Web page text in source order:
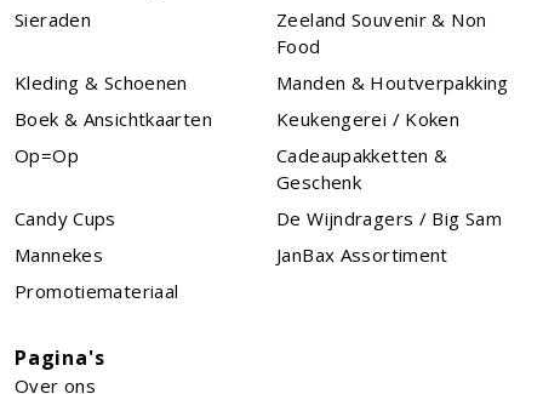
Sieraden
Zeeland Souvenir & Non
Food
Kleding & Schoenen
Manden & Houtverpakking
Boek & Ansichtkaarten
Keukengerei / Koken
Op=Op
Cadeaupakketten &
Geschenk
Candy Cups
De Wijndragers / Big Sam
Mannekes
JanBax Assortiment
Promotiemateriaal
Pagina's
Over ons